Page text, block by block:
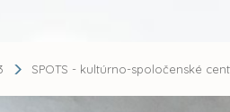
SPOTS - kultúrno-spoločenské